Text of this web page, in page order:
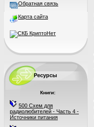
Обратная связь
Карта сайта
Ресурсы
Книги:
500 Схем для
радиолюбителей - Часть 4 -
Источники питания